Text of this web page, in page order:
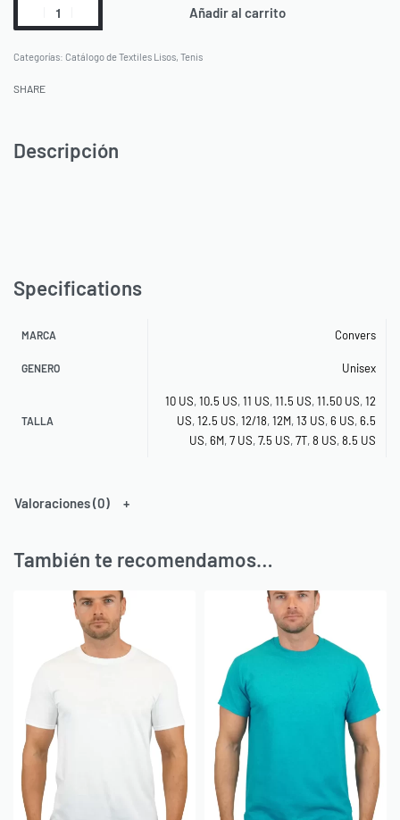
Añadir al carrito
Categorías: Catálogo de Textiles Lisos, Tenis
SHARE
Descripción
Specifications
MARCA Convers
GENERO Unisex
TALLA
10 US,10.5 US,11 US,11.5 US,11.50 US,12
US,12.5 US,12/18,12M,13 US,6 US,6.5
US,6M,7 US,7.5 US,7T,8 US,8.5 US
Valoraciones (0)
También te recomendamos…